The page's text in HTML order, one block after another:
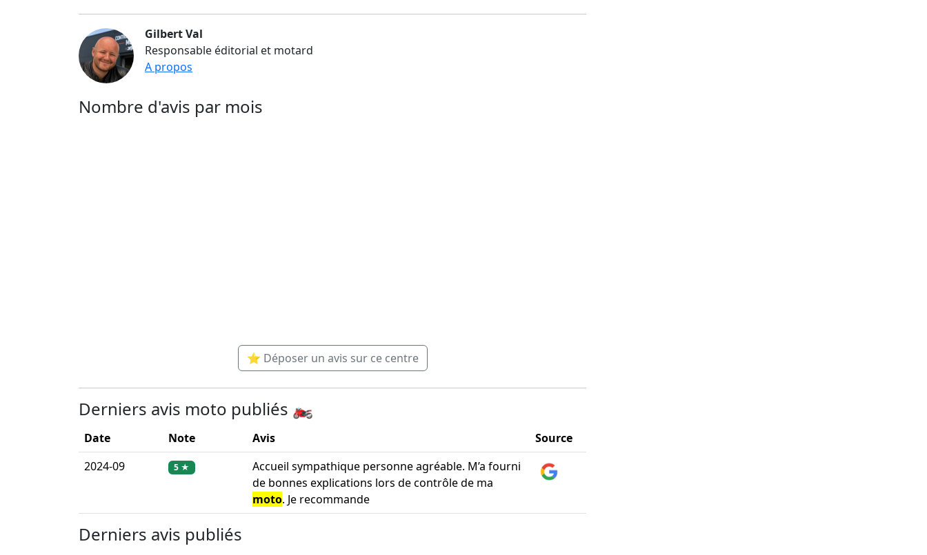
Gilbert Val
Responsable éditorial et motard
A propos
Nombre d'avis par mois
⭐ Déposer un avis sur ce centre
Derniers avis moto publiés 🏍️
Date Note Avis
Source
2024-09
5 ★
Accueil sympathique personne agréable. M’a fourni
de bonnes explications lors de contrôle de ma
moto. Je recommande
Derniers avis publiés